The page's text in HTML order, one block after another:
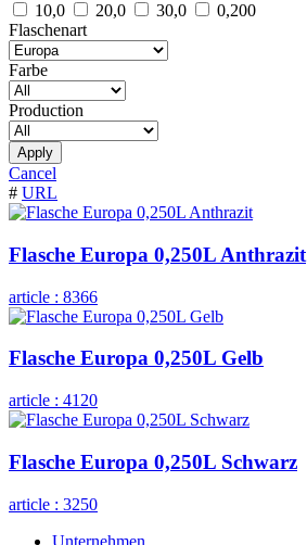
10,0
20,0 30,0
0,200
Flaschenart
Farbe
Production
Apply
Cancel
# URL
Flasche Europa 0,250L Anthrazit
article : 8366
Flasche Europa 0,250L Gelb
article : 4120
Flasche Europa 0,250L Schwarz
article : 3250
Unternehmen